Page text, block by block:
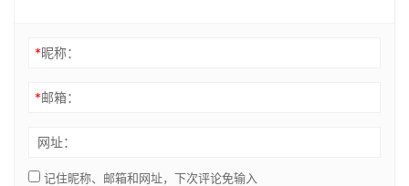
*昵称：
*邮箱：
网址：
记住昵称、邮箱和网址，下次评论免输入